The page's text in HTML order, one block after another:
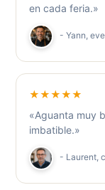
en cada feria.»
- Yann,
★★★★★
«Aguanta muy
imbatible.»
- Laurent,